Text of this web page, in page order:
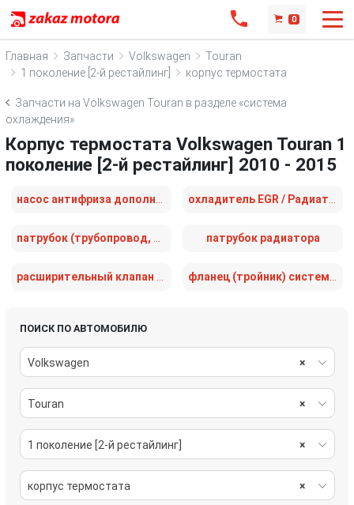
0
Главная Запчасти Volkswagen
Touran
1 поколение [2-й рестайлинг]
корпус термостата
Запчасти на Volkswagen Touran в разделе «система
охлаждения»
Корпус термостата Volkswagen Touran 1
поколение [2-й рестайлинг] 2010 - 2015
патрубок радиатора
ПОИСК ПО АВТОМОБИЛЮ
×
Volkswagen
×
Touran
×
1 поколение [2-й рестайлинг]
×
корпус термостата